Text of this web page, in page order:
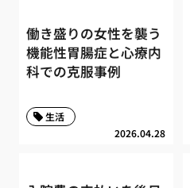
働き盛りの女性を襲う
機能性胃腸症と心療内
科での克服事例
2026.04.28
生活